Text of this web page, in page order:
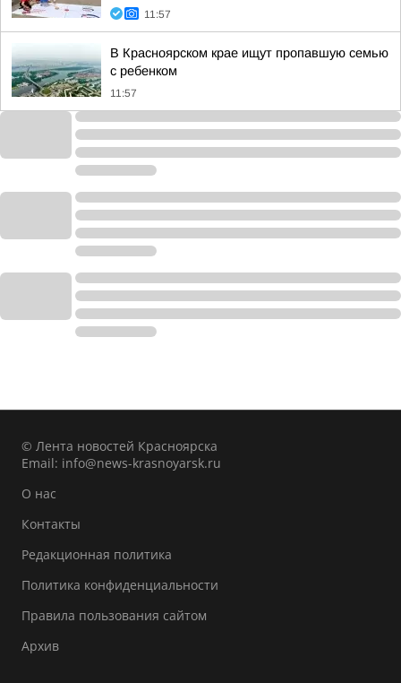
11:57
В Красноярском крае ищут пропавшую семью
с ребенком
11:57
© Лента новостей Красноярска
Email: info@news-krasnoyarsk.ru
О нас
Контакты
Редакционная политика
Политика конфиденциальности
Правила пользования сайтом
Архив